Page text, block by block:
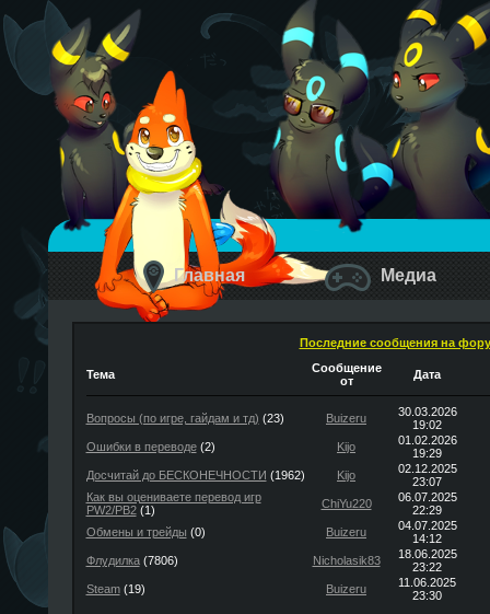
Главная Медиа
Последние сообщения на
Тема
Сообщение
от
Дата
Вопросы (по игре, гайдам и тд) (23) Buizeru
30.03.2026
19:02
Ошибки в переводе(2) Kijo
01.02.2026
19:29
Досчитай до БЕСКОНЕЧНОСТИ (1962) Kijo
02.12.2025
23:07
Как вы оцениваете перевод игр
PW2/PB2(1) ChiYu220
06.07.2025
22:29
Обмены и трейды (0) Buizeru
04.07.2025
14:12
Флудилка(7806) Nicholasik83
18.06.2025
23:22
Steam(19) Buizeru
11.06.2025
23:30